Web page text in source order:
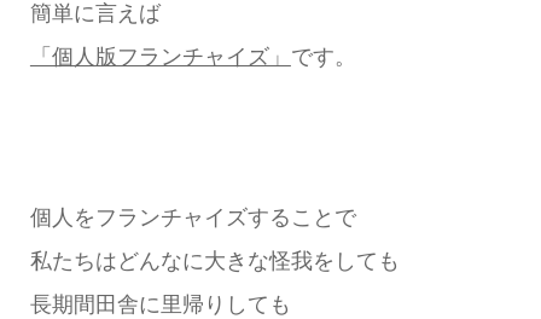
簡単に言えば
「個人版フランチャイズ」 です。
個人をフランチャイズすることで
私たちはどんなに大きな怪我をしても
長期間田舎に里帰りしても